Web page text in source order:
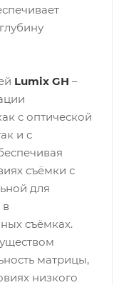
Lumix GH –
с оптической
и с
съёмки с
для
съёмках.
матрицы,
низкого